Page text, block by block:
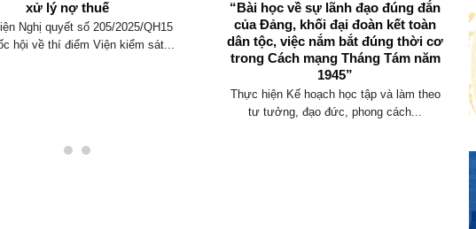
xử lý nợ thuế
Nghị quyết số 205/2025/QH15
hội về thí điểm Viện kiểm sát...
“Bài học về sự lãnh đạo đúng đắn
của Đảng, khối đại đoàn kết toàn
dân tộc, việc nắm bắt đúng thời cơ
trong Cách mạng Tháng Tám năm
1945”
Thực hiện Kế hoạch học tập và làm theo
tư tưởng, đạo đức, phong cách...